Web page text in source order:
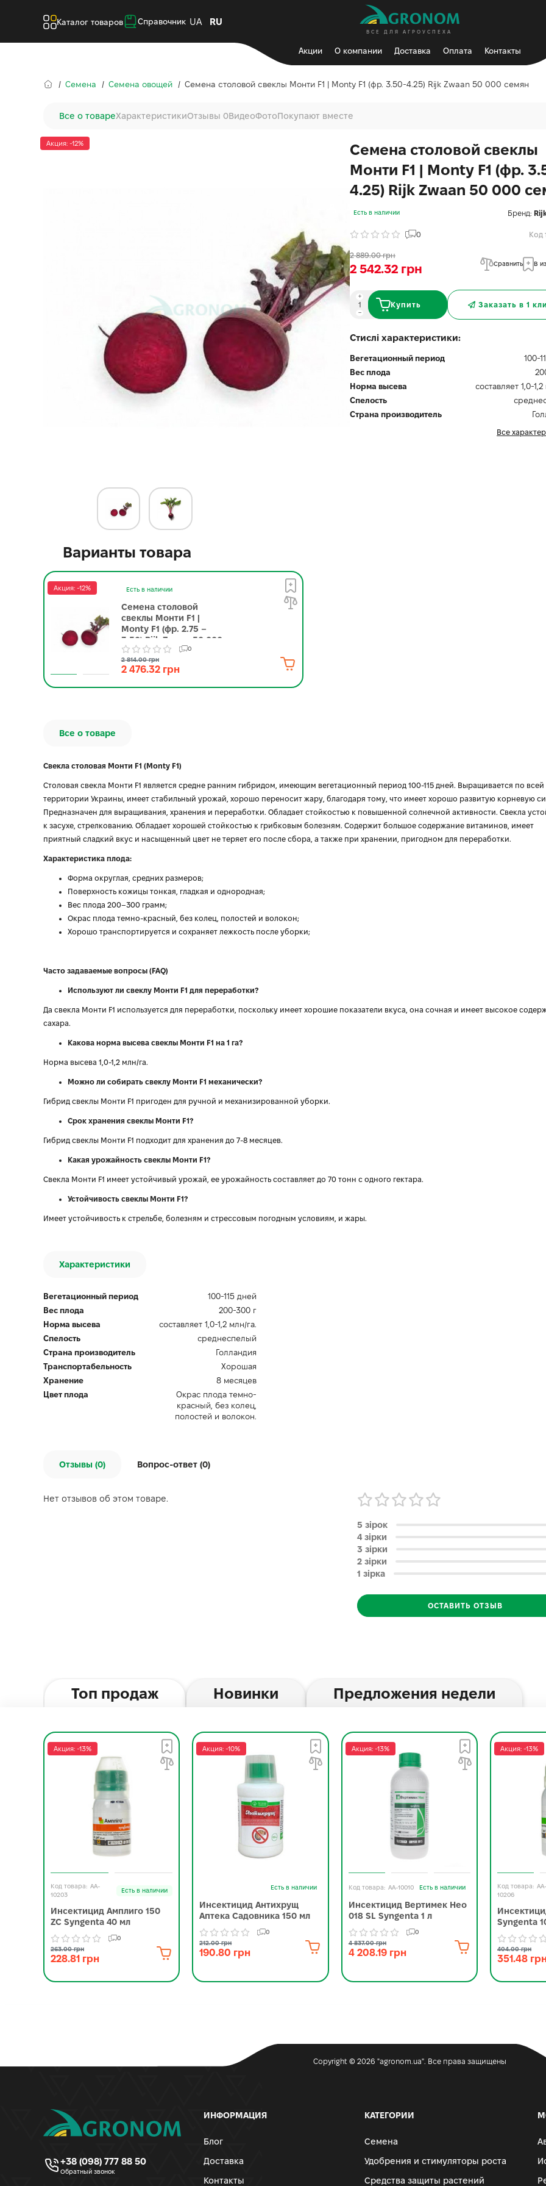
Каталог товаров Справочник UA RU
ВСЕ ДЛЯ АГРОУСПЕХА
Акции О компании Доставка Оплата Контакты
Семена Семена овощей Семена столовой свеклы Монти F1 | Monty F1 (фр. 3.50-4.25) Rijk Zwaan 50 000 семян
Все о товареХарактеристикиОтзывы 0ВидеоФотоПокупают вместе
Акция: -12%
Семена столовой свеклы
Монти F1 | Monty F1 (фр.
4.25) Rijk Zwaan 50 000
Есть в наличии Бренд:
0 Код
2 889.00 грн
2 542.32 грн Сравнить В
Купить Заказать в 1
Стислі характеристики:
Вегетационный период
100-
Вес плода
Норма высева
составляет 1,0-
Спелость
Страна производитель
Все
Варианты товара
Акция: -12% Есть в наличии
Семена столовой
свеклы Монти F1 |
Monty F1 (фр. 2.75 –
3.50) Rijk Zwaan 50 000
семян
0
2 814.00 грн
2 476.32 грн
Все о товаре
Свекла столовая Монти F1 (Monty F1)
Столовая свекла Монти F1 является средне ранним гибридом, имеющим вегетационный период 100-115 дней. Выращивается по всей
территории Украины, имеет стабильный урожай, хорошо переносит жару, благодаря тому, что имеет хорошо развитую корневую
Предназначен для выращивания, хранения и переработки. Обладает стойкостью к повышенной солнечной активности. Свекла
к засухе, стрелкованию. Обладает хорошей стойкостью к грибковым болезням. Содержит большое содержание витаминов, имеет
приятный сладкий вкус и насыщенный цвет не теряет его после сбора, а также при хранении, пригодном для переработки.
Характеристика плода:
Форма округлая, средних размеров;
Поверхность кожицы тонкая, гладкая и однородная;
Вес плода 200–300 грамм;
Окрас плода темно-красный, без колец, полостей и волокон;
Хорошо транспортируется и сохраняет лежкость после уборки;
Часто задаваемые вопросы (FAQ)
Используют ли свеклу Монти F1 для переработки?
Да свекла Монти F1 используется для переработки, поскольку имеет хорошие показатели вкуса, она сочная и имеет высокое
сахара.
Какова норма высева свеклы Монти F1 на 1 га?
Норма высева 1,0-1,2 млн/га.
Можно ли собирать свеклу Монти F1 механически?
Гибрид свеклы Монти F1 пригоден для ручной и механизированной уборки.
Срок хранения свеклы Монти F1?
Гибрид свеклы Монти F1 подходит для хранения до 7-8 месяцев.
Какая урожайность свеклы Монти F1?
Свекла Монти F1 имеет устойчивый урожай, ее урожайность составляет до 70 тонн с одного гектара.
Устойчивость свеклы Монти F1?
Имеет устойчивость к стрельбе, болезням и стрессовым погодным условиям, и жары.
Характеристики
Вегетационный период
100-115 дней
Вес плода
200-300 г
Норма высева
составляет 1,0-1,2 млн/га.
Спелость
среднеспелый
Страна производитель
Голландия
Транспортабельность
Хорошая
Хранение
8 месяцев
Цвет плода
Окрас плода темно-
красный, без колец,
полостей и волокон.
Отзывы (0) Вопрос-ответ (0)
Нет отзывов об этом товаре.
5 зірок
4 зірки
3 зірки
2 зірки
1 зірка
ОСТАВИТЬ ОТЗЫВ
Топ продаж Новинки Предложения недели
Акция: -13%
AA-
10203
Есть в наличии
Инсектицид Амплиго 150
ZC Syngenta 40 мл
0
263.00 грн
228.81 грн
Акция: -10%
Есть в наличии
Инсектицид Антихрущ
Аптека Садовника 150 мл
0
212.00 грн
190.80 грн
Акция: -13%
AA-10010 Есть в наличии
Инсектицид Вертимек Нео
018 SL Syngenta 1 л
0
4 837.00 грн
4 208.19 грн
Акция: -13%
AA-
10206
Syngenta
404.00 грн
351.48
Copyright © 2026 "agronom.ua". Все права защищены
+38 (098) 777 88 50
Обратный звонок
ИНФОРМАЦИЯ
Блог
Доставка
Контакты
КАТЕГОРИИ
Семена
Удобрения и стимуляторы роста
Средства защиты растений